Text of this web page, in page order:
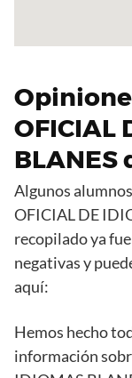
OFICIAL
BLANES
Algunos
OFICIAL DE
recopilado ya
negativas y
aquí:
Hemos hecho
información